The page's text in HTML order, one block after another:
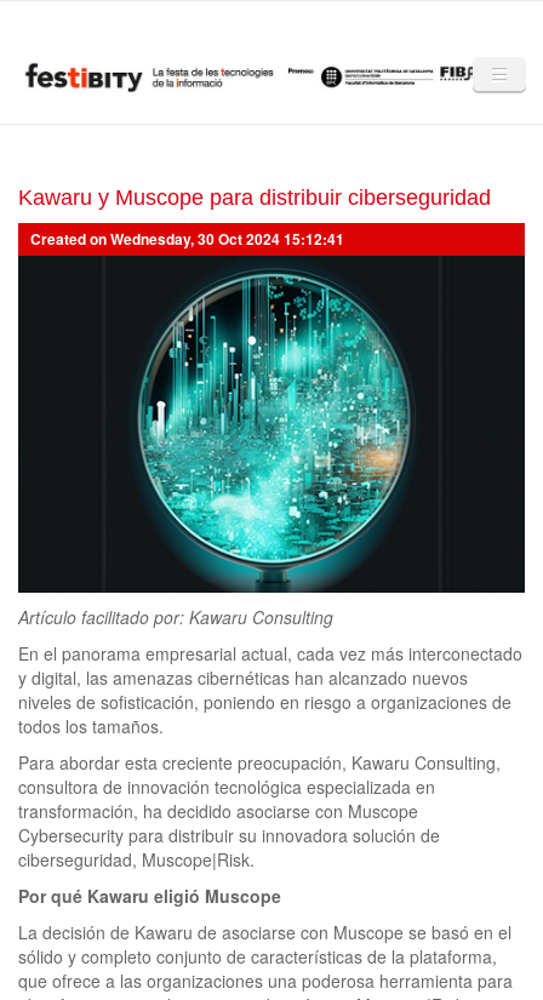
Club Festibity
La Festibity
Kawaru y Muscope para distribuir ciberseguridad
Created on Wednesday, 30 Oct 2024 15:12:41
Artículo facilitado por: Kawaru Consulting
En el panorama empresarial actual, cada vez más interconectado
y digital, las amenazas cibernéticas han alcanzado nuevos
niveles de sofisticación, poniendo en riesgo a organizaciones de
todos los tamaños.
Para abordar esta creciente preocupación, Kawaru Consulting,
consultora de innovación tecnológica especializada en
transformación, ha decidido asociarse con Muscope
Cybersecurity para distribuir su innovadora solución de
ciberseguridad, Muscope|Risk.
Por qué Kawaru eligió Muscope
La decisión de Kawaru de asociarse con Muscope se basó en el
sólido y completo conjunto de características de la plataforma,
que ofrece a las organizaciones una poderosa herramienta para